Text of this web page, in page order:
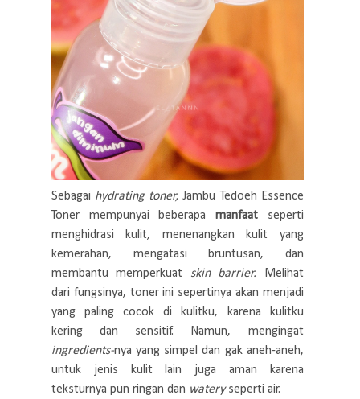
Sebagai hydrating toner,Jambu Tedoeh Essence
Toner mempunyai beberapa manfaat seperti
menghidrasi kulit, menenangkan kulit yang
kemerahan, mengatasi bruntusan, dan
membantu memperkuat skin barrier.
Melihat
dari fungsinya, toner ini sepertinya akan menjadi
yang paling cocok di kulitku, karena kulitku
kering dan sensitif. Namun, mengingat
ingredients-nya yang simpel dan gak aneh-aneh,
untuk jenis kulit lain juga aman karena
teksturnya pun ringan dan wateryseperti air.